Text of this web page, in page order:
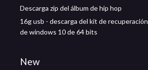
Descarga zip del álbum de hip hop
16g usb - descarga del kit de recuperación
de windows 10 de 64 bits
New